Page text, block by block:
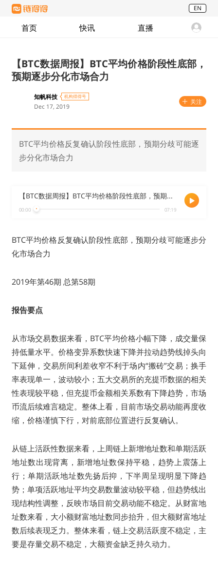
EN
首页 快讯 直播
【BTC数据周报】BTC平均价格阶段性底部，
预期逐步分化市场合力
知帆科技 机构得得号
Dec 17, 2019
关注
BTC平均价格反复确认阶段性底部，预期分歧可能逐
步分化市场合力
【BTC数据周报】BTC平均价格阶段性底部，预期逐步分化市场合力
00:00 07:19
BTC平均价格反复确认阶段性底部，预期分歧可能逐步分
化市场合力
2019年第46期 总第58期
报告要点
从市场交易数据来看，BTC平均价格小幅下降，成交量保
持低量水平。价格变异系数快速下降并拉动趋势线掉头向
下延伸，交易所间利差收窄不利于场内“搬砖”交易；换手
率表现单一，波动较小；五大交易所的充提币数据的相关
性表现较平稳，但充提币金额相关系数有下降趋势，市场
币流后续难言稳定。整体上看，目前市场交易动能再度收
缩，价格谨慎下行，对前底部位置进行反复确认。
从链上活跃性数据来看，上周链上新增地址数和单期活跃
地址数出现背离，新增地址数保持平稳，趋势上震荡上
行；单期活跃地址数先扬后抑，下半周呈现明显下降趋
势；单项活跃地址平均交易数量波动较平稳，但趋势线出
现结构性调整，反映市场目前交易动能不稳定。从财富地
址数来看，大小额财富地址数同步抬升，但大额财富地址
数后续表现乏力。整体来看，链上交易活跃度不稳定，主
要是存量交易不稳定，大额资金缺乏持久动力。